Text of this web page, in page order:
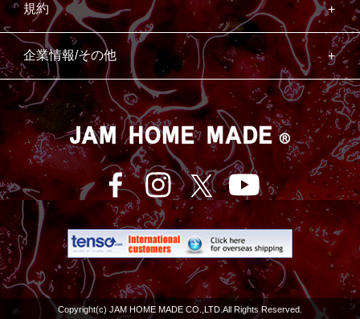
規約
企業情報/その他
Copyright(c) JAM HOME MADE CO.,LTD.All Rights Reserved.